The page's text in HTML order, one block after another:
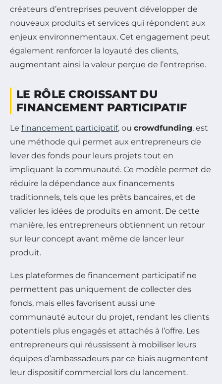
créateurs d’entreprises peuvent développer de
nouveaux produits et services qui répondent aux
enjeux environnementaux. Cet engagement peut
également renforcer la loyauté des clients,
augmentant ainsi la valeur perçue de l’entreprise.
LE RÔLE CROISSANT DU
FINANCEMENT PARTICIPATIF
Le financement participatif, ou crowdfunding, est
une méthode qui permet aux entrepreneurs de
lever des fonds pour leurs projets tout en
impliquant la communauté. Ce modèle permet de
réduire la dépendance aux financements
traditionnels, tels que les prêts bancaires, et de
valider les idées de produits en amont. De cette
manière, les entrepreneurs obtiennent un retour
sur leur concept avant même de lancer leur
produit.
Les plateformes de financement participatif ne
permettent pas uniquement de collecter des
fonds, mais elles favorisent aussi une
communauté autour du projet, rendant les clients
potentiels plus engagés et attachés à l’offre. Les
entrepreneurs qui réussissent à mobiliser leurs
équipes d’ambassadeurs par ce biais augmentent
leur dispositif commercial lors du lancement.